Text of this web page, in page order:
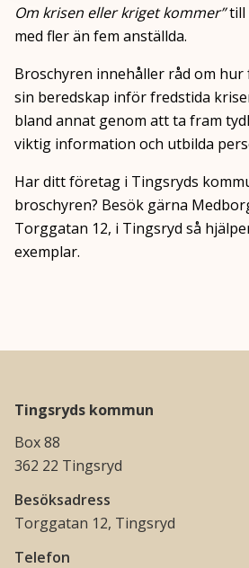
Om krisen eller kriget kommer”till
med fler än fem anställda.
Broschyren innehåller råd om
sin beredskap inför fredstida
bland annat genom att ta fram
viktig information och utbilda
Har ditt företag i Tingsryds
broschyren? Besök gärna
Torggatan 12, i Tingsryd så
exemplar.
Tingsryds kommun
Box 88
362 22 Tingsryd
Besöksadress
Torggatan 12, Tingsryd
Telefon